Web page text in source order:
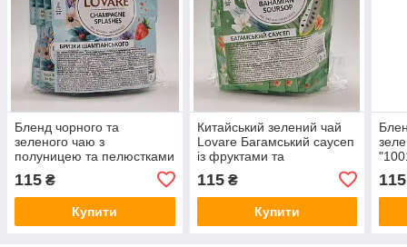
Бленд чорного та
зеленого чаю з
полуницею та пелюстками
шампанського" 50
пакетиків
115 ₴
Купити
Китайський зелений чай
Lovare Багамський саусеп
із фруктами та
пакетиків
115₴
Купити
115